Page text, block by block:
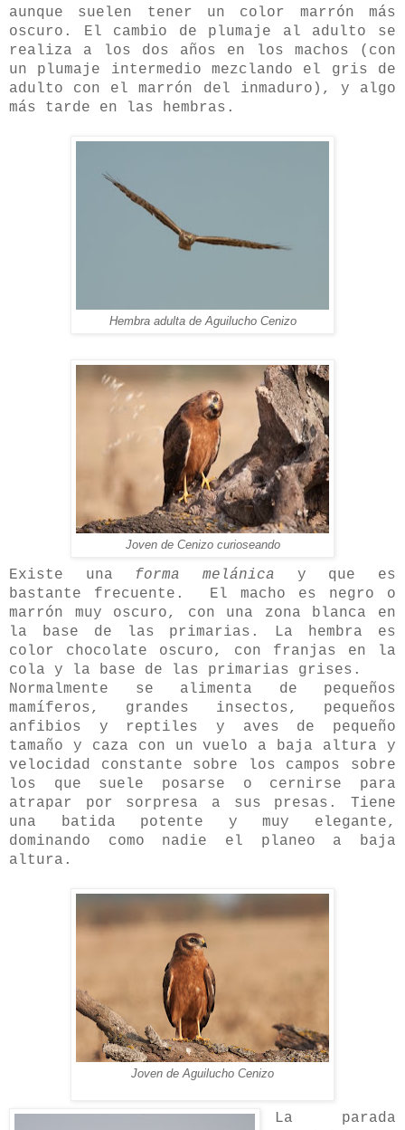
aunque suelen tener un color marrón más
oscuro. El cambio de plumaje al adulto se
realiza a los dos años en los machos (con
un plumaje intermedio mezclando el gris de
adulto con el marrón del inmaduro), y algo
más tarde en las hembras.
Hembra adulta de Aguilucho Cenizo
Joven de Cenizo curioseando
Existe una forma melánica y que es
bastante frecuente. El macho es negro o
marrón muy oscuro, con una zona blanca en
la base de las primarias. La hembra es
color chocolate oscuro, con franjas en la
cola y la base de las primarias grises.
Normalmente se alimenta de pequeños
mamíferos, grandes insectos, pequeños
anfibios y reptiles y aves de pequeño
tamaño y caza con un vuelo a baja altura y
velocidad constante sobre los campos sobre
los que suele posarse o cernirse para
atrapar por sorpresa a sus presas. Tiene
una batida potente y muy elegante,
dominando como nadie el planeo a baja
altura.
Joven de Aguilucho Cenizo
La parada